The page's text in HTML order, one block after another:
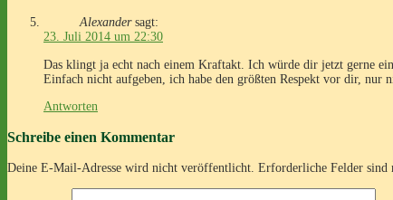
Alexander sagt:
23. Juli 2014 um 22:30
Das klingt ja echt nach einem Kraftakt. Ich würde dir jetzt gerne
Einfach nicht aufgeben, ich habe den größten Respekt vor dir, nur
Antworten
Schreibe einen Kommentar
Deine E-Mail-Adresse wird nicht veröffentlicht. Erforderliche Felder sind